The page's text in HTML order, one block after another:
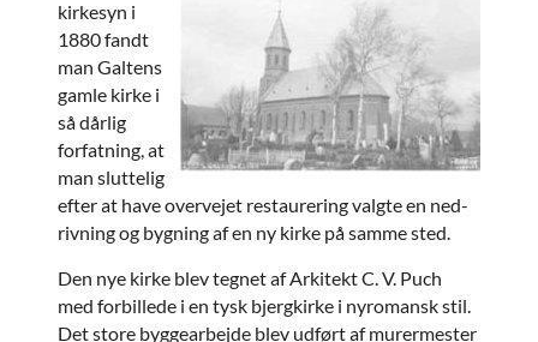
kirkesyn i
1880 fandt
man Galtens
gamle kirke i
så dårlig
forfatning, at
man sluttelig
efter at have overvejet restaurering valgte en ned-
rivning og bygning af en ny kirke på samme sted.
Den nye kirke blev tegnet af Arkitekt C. V. Puch
med forbillede i en tysk bjergkirke i nyromansk stil.
Det store byggearbejde blev udført af murermester